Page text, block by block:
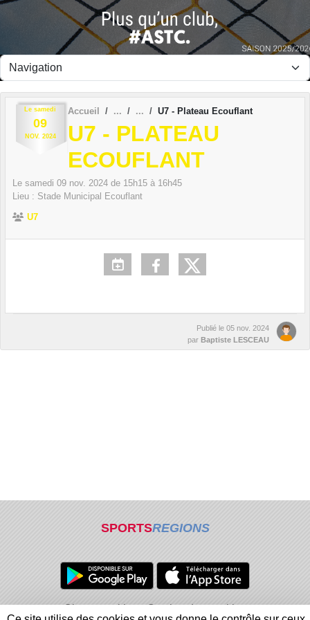
Le samedi
09
NOV. 2024
Accueil U7 - Plateau Ecouflant
U7 - PLATEAU
ECOUFLANT
Le samedi 09 nov. 2024 de 15h15 à 16h45
Lieu : Stade Municipal Ecouflant
U7
Publié le 05 nov. 2024
par Baptiste LESCEAU
SPORTSREGIONS
Charte cookies
Gestion des cookies
Panneau de gestion des cookies